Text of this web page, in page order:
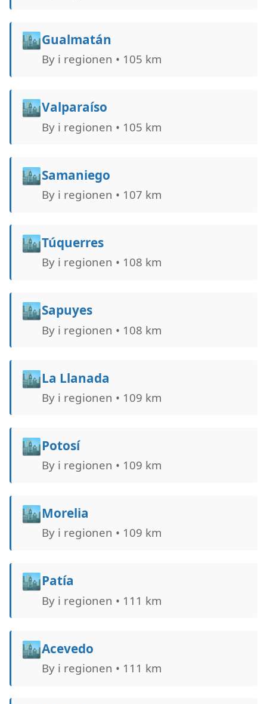
🏙️Gualmatán
By i regionen • 105 km
🏙️Valparaíso
By i regionen • 105 km
🏙️Samaniego
By i regionen • 107 km
🏙️Túquerres
By i regionen • 108 km
🏙️Sapuyes
By i regionen • 108 km
🏙️La Llanada
By i regionen • 109 km
🏙️Potosí
By i regionen • 109 km
🏙️Morelia
By i regionen • 109 km
🏙️Patía
By i regionen • 111 km
🏙️Acevedo
By i regionen • 111 km